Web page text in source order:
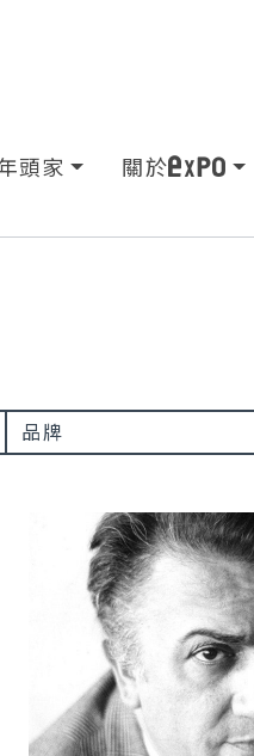
頭家 關於
品牌